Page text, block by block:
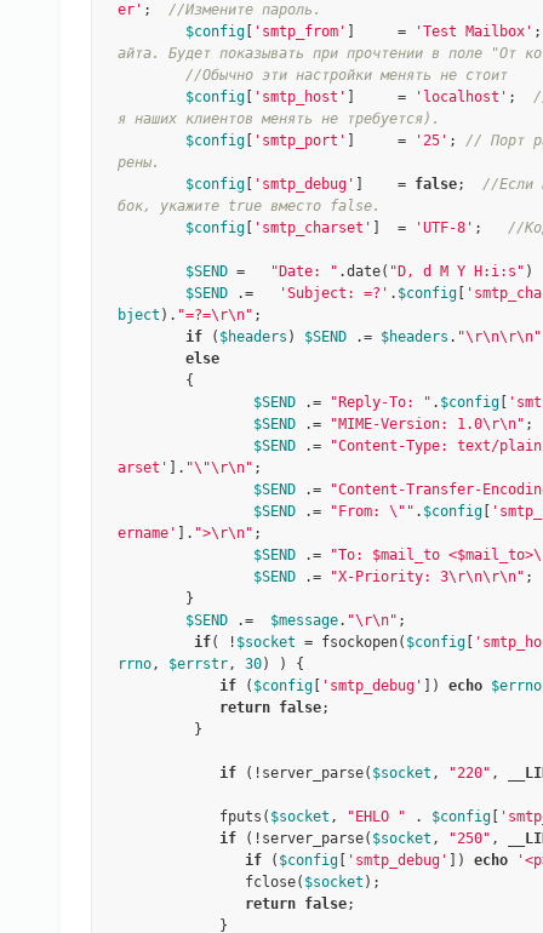
er' ; //Измените пароль.
$config
'smtp_from' ]     = 'Test Mailbox'
айта. Будет показывать при прочтении в поле "От
//Обычно эти настройки менять не стоит
$config
'smtp_host' ]     = 'localhost' ;
я наших клиентов менять не требуется).
$config
'smtp_port' ]     = '25' ; // Порт
рены.
$config
'smtp_debug' ]    = false; //Если
бок, укажите true вместо false.
$config
'smtp_charset' ]  = 'UTF-8' ; //
$SEND = "Date: " .date( "D, d M Y H:i:s" )
$SEND .= 'Subject: =?' . $config
bject ). "=?=\r\n" ;
if ( $headers ) $SEND .= $headers . "\r\n\r\n"
else
$SEND .= "Reply-To: " . $config
$SEND .= "MIME-Version: 1.0\r\n" ;
$SEND .=
"Content-Type: text/
arset'
]. "\"\r\n" ;
$SEND .=
"Content-Transfer-
$SEND .= "From: \"" . $config
ername'
]. ">\r\n" ;
$SEND .=
"To: $mail_to
$SEND .= "X-Priority: 3\r\n\r\n" ;
$SEND .= $message. "\r\n" ;
if( ! $socket = fsockopen( $config
rrno, $errstr, 30) ) {
if ( $config 'smtp_debug' ]) echo $errno
return false;
if (!server_parse( $socket , "220" ,
            fputs(
$socket , "EHLO " . $config
if (!server_parse( $socket , "250" ,
if ( $config 'smtp_debug' ]) echo
               fclose(
$socket );
return false;